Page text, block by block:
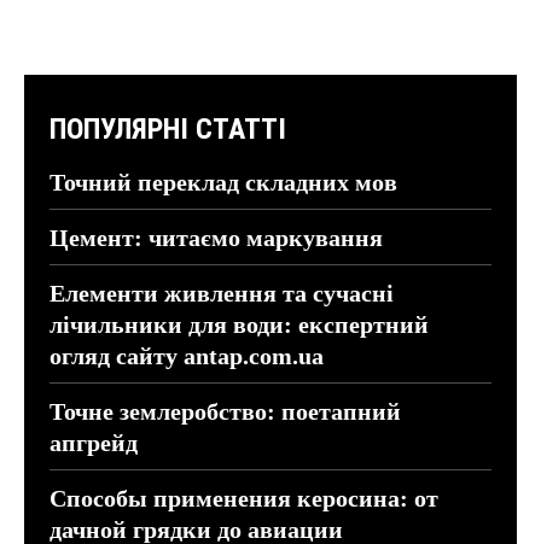
ПОПУЛЯРНІ СТАТТІ
Точний переклад складних мов
Цемент: читаємо маркування
Елементи живлення та сучасні
лічильники для води: експертний
огляд сайту antap.com.ua
Точне землеробство: поетапний
апгрейд
Способы применения керосина: от
дачной грядки до авиации